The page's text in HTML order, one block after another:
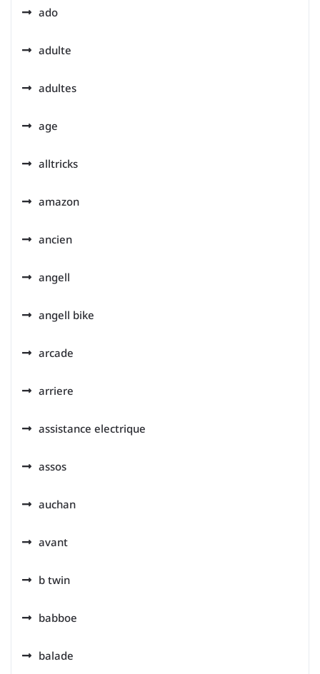
ado
adulte
adultes
age
alltricks
amazon
ancien
angell
angell bike
arcade
arriere
assistance electrique
assos
auchan
avant
b twin
babboe
balade